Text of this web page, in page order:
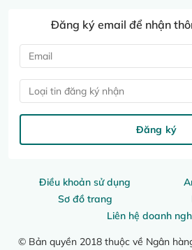
Điều khoản sử dụng
Sơ đồ trang
Liên hệ doanh
© Bản quyền 2018 thuộc về Ngân
Đăng ký email để nhận
Loại tin đăng ký nhận
Đăng ký